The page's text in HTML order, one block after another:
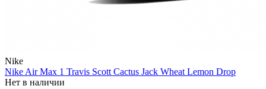
Nike
Nike Air Max 1 Travis Scott Cactus Jack Wheat Lemon Drop
Нет в наличии